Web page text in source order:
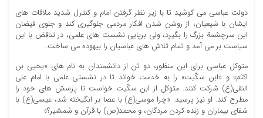
دولت عباسی می کوشید تا با زیر نظر گرفتن امام و کنترل شدید ملاقات های
ایشان با شیعیان، از روشن شدن افکار مردمی جلوگیری کند و جلوی فیضان
این سرچشمة بزرگ را بگیرد، ولی برپایی نشست های علمی، در تناقض با این
سیاست بر می آمد و تمام تلاش های عباسیان را بیهوده می ساخت.
متوکل عباسی برای این منظور، دو تن از دانشمندان به نام های «یحیی بن
اکثم» و «ابن سکّیت» را به خدمت خواند تا در نشستی علمی با امام علی
النقی(ع) شرکت کنند. متوکل از ابن سکّیت خواست تا پرسش های خود را
مطرح کند. او نیز پرسید: «چرا موسی(ع) با عصا بر انگیخته شد، عیسی(ع) با
شفای بیماران و زنده کردن مردگان، و محمد(ص) با قرآن و شمشیر؟»